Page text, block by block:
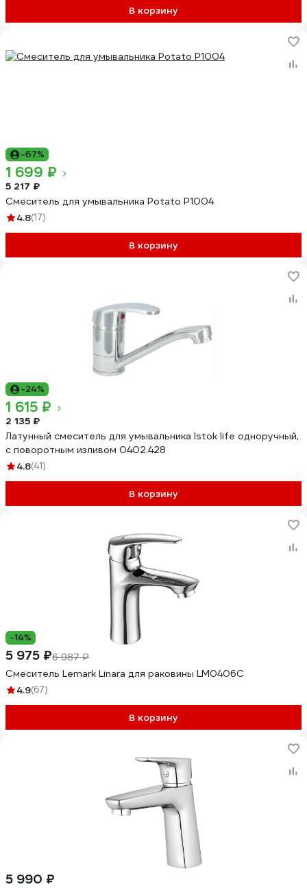
В корзину
-67%
1 699 ₽
5 217 ₽
Смеситель для умывальника Potato P1004
4.8(17)
В корзину
-24%
1 615 ₽
2 135 ₽
Латунный смеситель для умывальника Istok life одноручный,
с поворотным изливом 0402.428
4.8(41)
В корзину
-14%
5 975 ₽6 987 ₽
Смеситель Lemark Linara для раковины LM0406C
4.9(67)
В корзину
5 990 ₽